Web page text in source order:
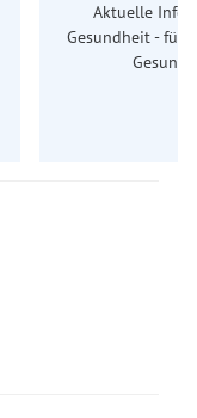
Aktuelle
Gesundheit - für